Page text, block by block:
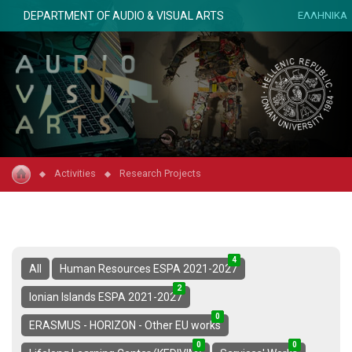
DEPARTMENT OF AUDIO & VISUAL ARTS ΕΛΛΗΝΙΚΑ
Activities Research Projects
All Human Resources ESPA 2021-2027
4
1
5
Ionian Islands ESPA 2021-2027
2
0
2
ERASMUS - HORIZON - Other EU works
0
4
4
0
1
1 0
9
9